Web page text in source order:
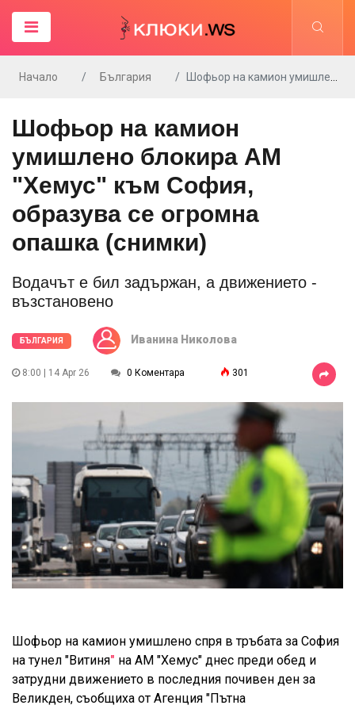
Начало България Шофьор на камион умишлено блокира АМ "Хемус" към София, образува се огромна опашка (снимки)
Шофьор на камион
умишлено блокира АМ
"Хемус" към София,
образува се огромна
опашка (снимки)
Водачът е бил задържан, а движението -
възстановено
БЪЛГАРИЯ Иванина Николова
8:00 | 14 Apr 26 0 Коментара 301
Шофьор на камион умишлено спря в тръбата за София
на тунел "Витиня" на АМ "Хемус" днес преди обед и
затрудни движението в последния почивен ден за
Великден, съобщиха от Агенция "Пътна